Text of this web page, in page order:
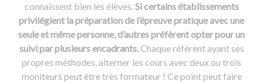
connaissent bien les élèves.Si certains établissements
privilégient la préparation de l’épreuve pratique avec une
seule et même personne, d’autres préfèrent opter pour un
suivi par plusieurs encadrants.Chaque référent ayant ses
propres méthodes, alterner les cours avec deux ou trois
moniteurs peut être très formateur ! Ce point peut faire